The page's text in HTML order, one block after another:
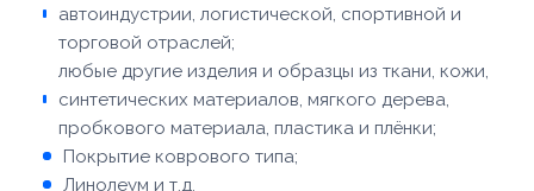
автоиндустрии, логистической, спортивной и
торговой отраслей;
любые другие изделия и образцы из ткани, кожи,
синтетических материалов, мягкого дерева,
пробкового материала, пластика и плёнки;
Покрытие коврового типа;
Линолеум и т.д.